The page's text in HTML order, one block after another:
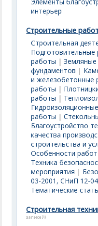
интерьер
Строительные
Строительная
Подготовительные
работы |
фундаментов |
и железобетонные
работы |
работы |
работы |
Благоустройство
качества
строительства и
Особенности
Техника
мероприятия |
03-2001, СНиП 12-
Тематические
Строительная
записей)